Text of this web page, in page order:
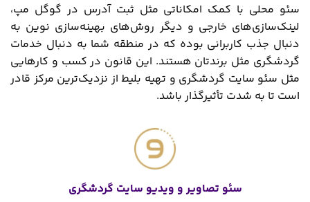
سئو محلی با کمک امکاناتی مثل ثبت آدرس در گوگل مپ،
لینک‌سازی‌های خارجی و دیگر روش‌های بهینه‌سازی نوین به
دنبال جذب کاربرانی بوده که در منطقه شما به دنبال خدمات
گردشگری مثل برندتان هستند. این قانون در کسب ‌و کارهایی
مثل سئو سایت گردشگری و تهیه بلیط از نزدیک‌ترین مرکز قادر
است تا به شدت تأثیرگذار باشد.
سئو تصاویر و ویدیو سایت گردشگری